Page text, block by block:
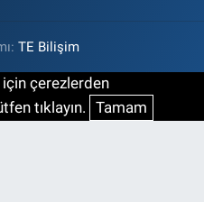
TE Bilişim
çerezlerden
tıklayın. Tamam